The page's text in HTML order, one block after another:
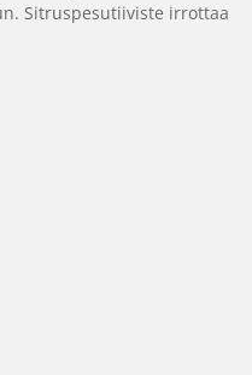
Sitruspesutiiviste irrottaa